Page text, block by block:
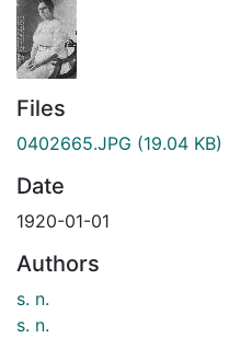
Files
0402665.JPG (19.04 KB)
Date
1920-01-01
Authors
s. n.
s. n.